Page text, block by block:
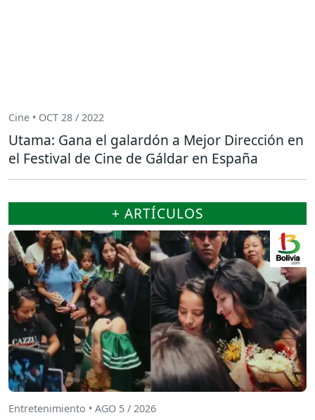
Cine • OCT 28 / 2022
Utama: Gana el galardón a Mejor Dirección en
el Festival de Cine de Gáldar en España
+ ARTÍCULOS
Entretenimiento • AGO 5 / 2026